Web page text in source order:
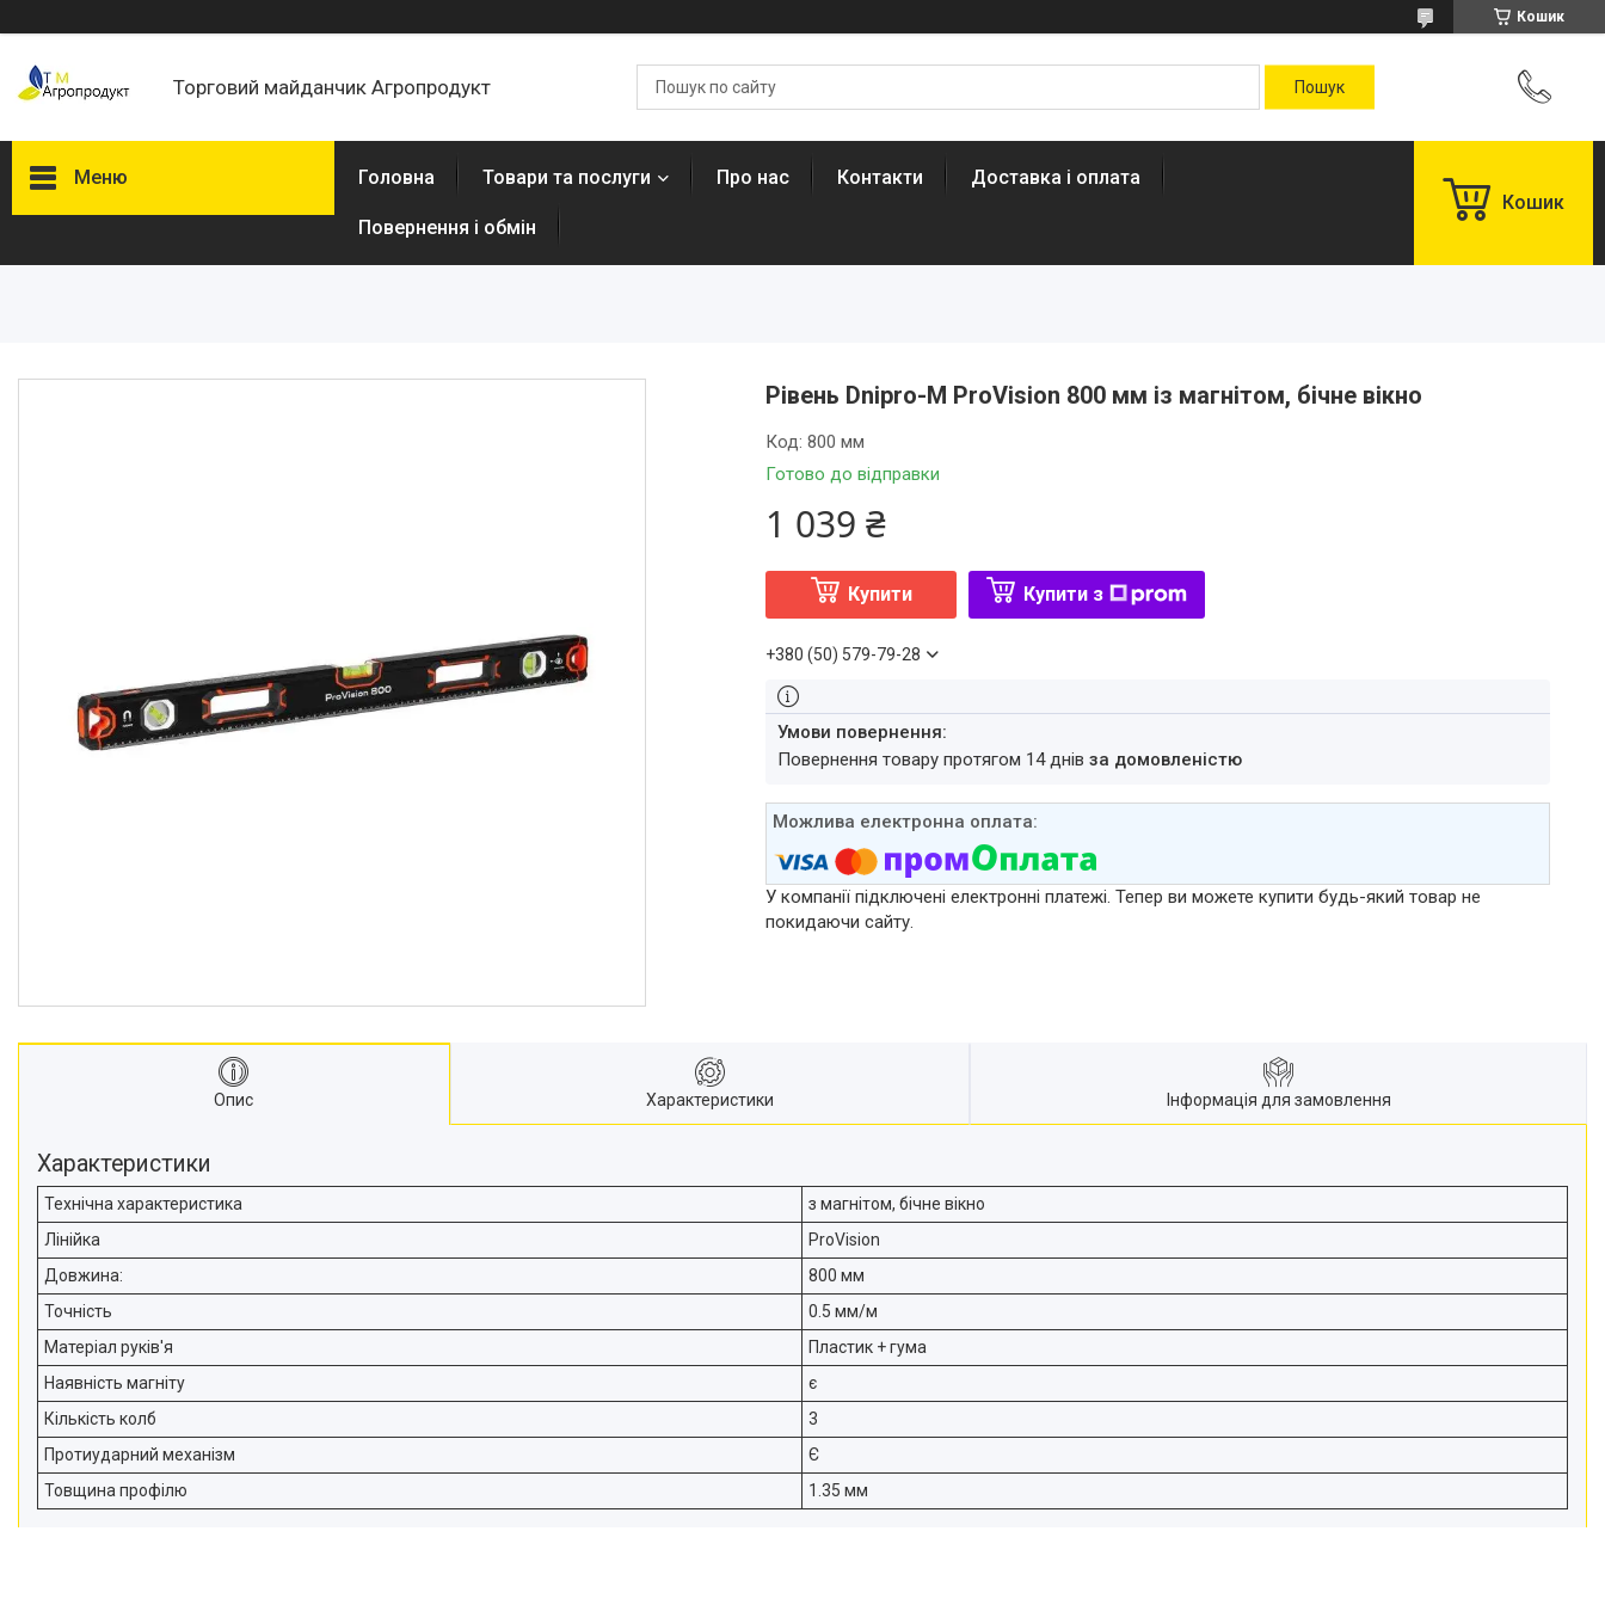
Кошик
Торговий майданчик Агропродукт
Меню Головна Товари та послуги Про нас Контакти Доставка і оплата
Повернення і обмін
Кошик
Рівень Dnipro-M ProVision 800 мм із магнітом, бічне вікно
Готово до відправки
Код:800 мм
1 039 ₴
Купити Купити з
+380 (50) 579-79-28
повернення товару протягом 14 днівза домовленістю
У компанії підключені електронні платежі. Тепер ви можете купити будь-який товар не
покидаючи сайту.
Опис Характеристики Інформація для замовлення
Характеристики
Технічна характеристика
з магнітом, бічне вікно
Лінійка
ProVision
Довжина:
800 мм
Точність
0.5 мм/м
Матеріал руків'я
Пластик + гума
Наявність магніту
є
Кількість колб
3
Протиударний механізм
Є
Товщина профілю
1.35 мм